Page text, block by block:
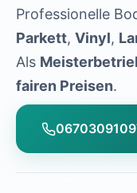
Professionelle
Parkett, Vinyl,
Als
fairen Preisen.